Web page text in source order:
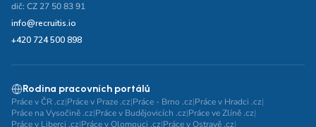
dič: CZ 27 50 83 91
info@recruitis.io
+420 724 500 898
Rodina pracovních portálů
Práce v ČR .cz|Práce v Praze .cz|Práce - Brno .cz|Práce v Hradci .cz|
Práce na Vysočině .cz|Práce v Budějovicích .cz|Práce ve Zlíně .cz|
Práce v Liberci .cz|Práce v Olomouci .cz|Práce v Ostravě .cz|